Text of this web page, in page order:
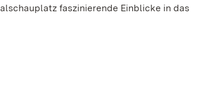
faszinierende Einblicke in das